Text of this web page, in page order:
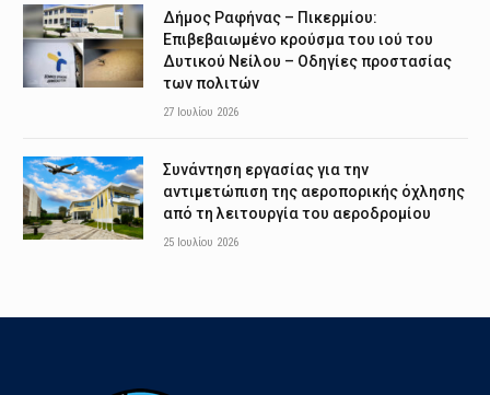
Δήμος Ραφήνας – Πικερμίου:
Επιβεβαιωμένο κρούσμα του ιού του
Δυτικού Νείλου – Οδηγίες προστασίας
των πολιτών
27 Ιουλίου 2026
Συνάντηση εργασίας για την
αντιμετώπιση της αεροπορικής όχλησης
από τη λειτουργία του αεροδρομίου
25 Ιουλίου 2026